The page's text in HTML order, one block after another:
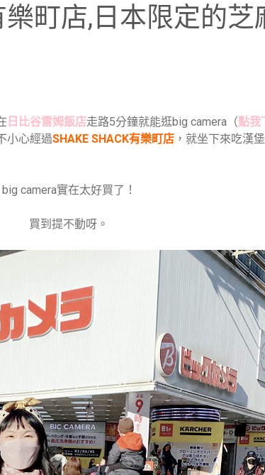
樂町店,日本限定的芝
日比谷雷姆飯店走路5分鐘就能逛big camera（點我
小心經過SHAKE SHACK有樂町店 ，就坐下來吃漢
big camera實在太好買了！
買到提不動呀。